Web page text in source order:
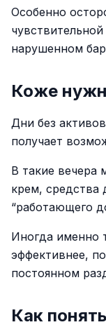
Особенно
нарушенном
Коже
Дни без
получает
В такие вечера
крем, средства
“работающего
Иногда именно
эффективнее,
постоянном
Как